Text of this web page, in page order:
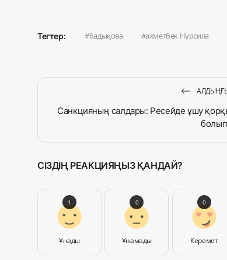
Тегтер: бадықова ахметбек Нұрсила
Санкцияның салдары: Ресейде ұшу
СІЗДІҢ РЕАКЦИЯҢЫЗ ҚАНДАЙ?
Ұнады
1
Ұнамады
0
Керемет
0